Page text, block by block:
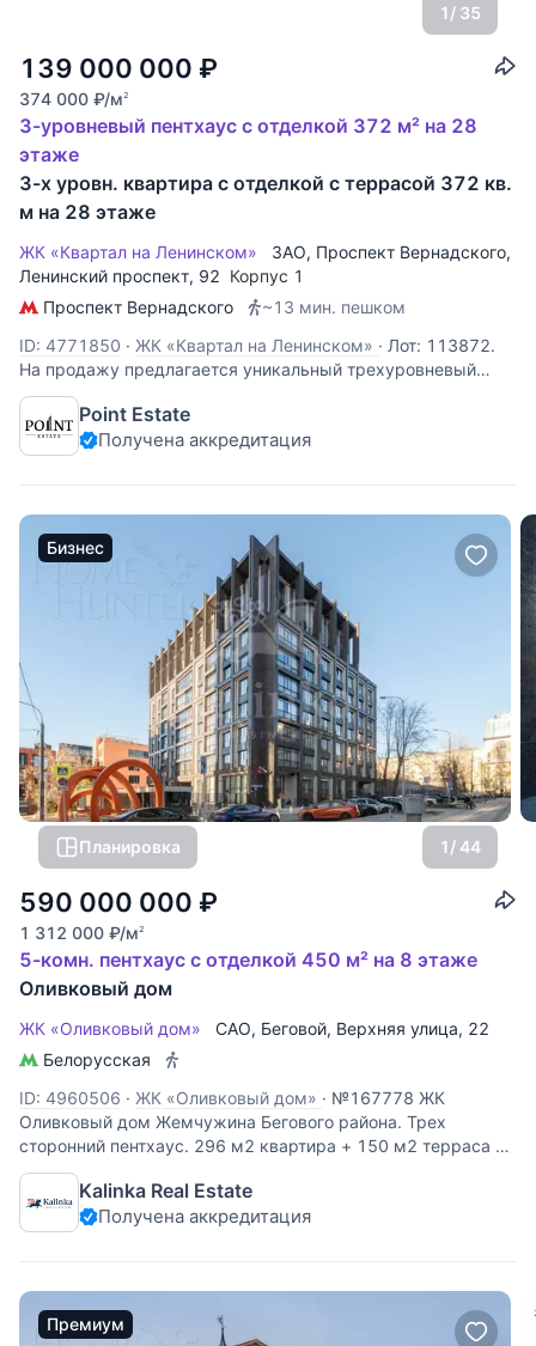
1/ 35
139 000 000 ₽
374 000 ₽/м2
3-уровневый пентхаус с отделкой 372 м² на 28
этаже
3-х уровн. квартира с отделкой с террасой 372 кв.
м на 28 этаже
ЖК «Квартал на Ленинском» ЗАО, Проспект Вернадского,
Ленинский проспект, 92 Корпус 1
Проспект Вернадского
~13 мин. пешком
ID: 4771850 · ЖК «Квартал на Ленинском» · Лот: 113872.
На продажу предлагается уникальный трехуровневый
пентхаус, площадью 372 кв.м., в жилом комплексе
"Квартал на Ленинском". Одна квартира на этаже.
Функциональная планировка: 1-й уровень: гостиная, кухня-
Point Estate
Получена аккредитация
Бизнес
Планировка 1/ 44
590 000 000 ₽
1 312 000 ₽/м2
5-комн. пентхаус с отделкой 450 м² на 8 этаже
Оливковый дом
ЖК «Оливковый дом» САО, Беговой, Верхняя улица, 22
Белорусская
ID: 4960506 · ЖК «Оливковый дом» · №167778 ЖК
Оливковый дом Жемчужина Бегового района. Трех
сторонний пентхаус. 296 м2 квартира + 150 м2 терраса и
балкон по внешней стороне квартиры Квартира "под ключ,
только после ремонта" строили под себя, но в нее так и не
въехали. Дизайн от
Kalinka Real Estate
Получена аккредитация
Премиум